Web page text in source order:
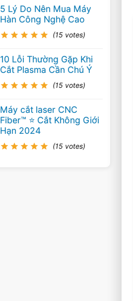
5 Lý Do Nên Mua Máy
Hàn Công Nghệ Cao
(15 votes)
10 Lỗi Thường Gặp Khi
Cắt Plasma Cần Chú Ý
(15 votes)
Máy cắt laser CNC
Fiber™ ⭐️ Cắt Không Giới
Hạn 2024
(15 votes)